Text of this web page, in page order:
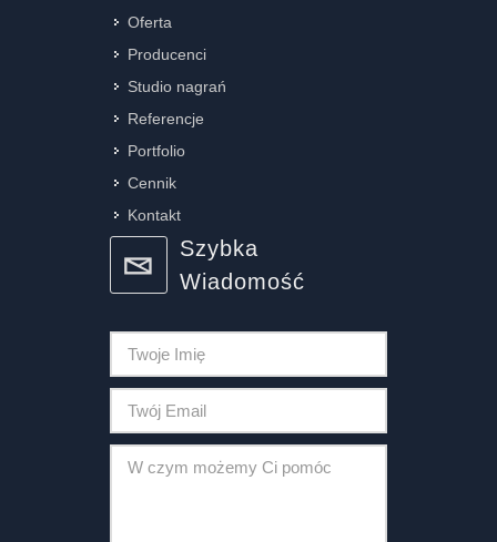
Oferta
Producenci
Studio nagrań
Referencje
Portfolio
Cennik
Kontakt
Szybka
Wiadomość